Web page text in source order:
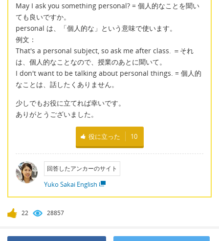
May I ask you something personal? = 個人的なことを聞い
ても良いですか。
personal は、「個人的な」という意味で使います。
例文：
That's a personal subject, so ask me after class. ＝それ
は、個人的なことなので、授業のあとに聞いて。
I don't want to be talking about personal things. = 個人的
なことは、話したくありません。
少しでもお役に立てれば幸いです。
ありがとうございました。
役に立った 10
回答したアンカーのサイト
Yuko Sakai English
22 28857